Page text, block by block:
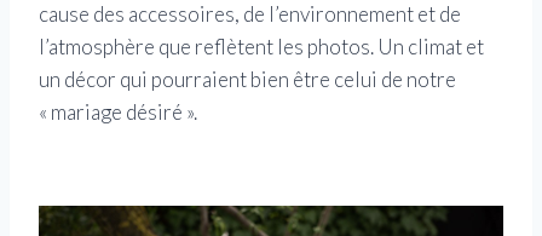
cause des accessoires, de l’environnement et de
l’atmosphère que reflètent les photos. Un climat et
un décor qui pourraient bien être celui de notre
« mariage désiré ».